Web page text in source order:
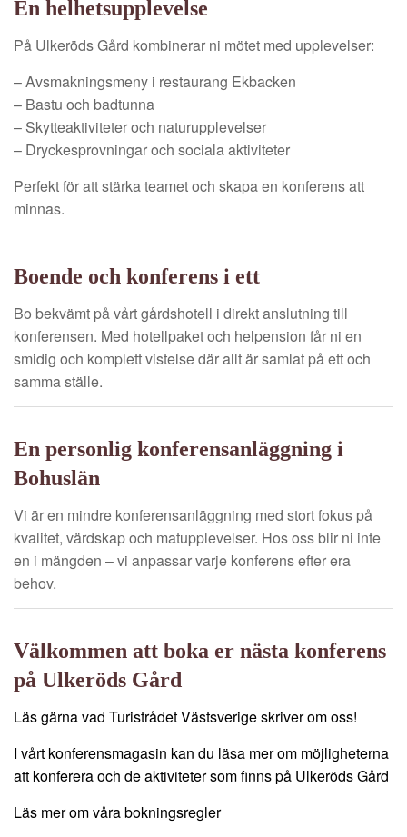
En helhetsupplevelse
På Ulkeröds Gård kombinerar ni mötet med upplevelser:
– Avsmakningsmeny i restaurang Ekbacken
– Bastu och badtunna
– Skytteaktiviteter och naturupplevelser
– Dryckesprovningar och sociala aktiviteter
Perfekt för att stärka teamet och skapa en konferens att
minnas.
Boende och konferens i ett
Bo bekvämt på vårt gårdshotell i direkt anslutning till
konferensen. Med hotellpaket och helpension får ni en
smidig och komplett vistelse där allt är samlat på ett och
samma ställe.
En personlig konferensanläggning i
Bohuslän
Vi är en mindre konferensanläggning med stort fokus på
kvalitet, värdskap och matupplevelser. Hos oss blir ni inte
en i mängden – vi anpassar varje konferens efter era
behov.
Välkommen att boka er nästa konferens
på Ulkeröds Gård
Läs gärna vad Turistrådet Västsverige skriver om oss!
I vårt konferensmagasin kan du läsa mer om möjligheterna
att konferera och de aktiviteter som finns på Ulkeröds Gård
Läs mer om våra bokningsregler